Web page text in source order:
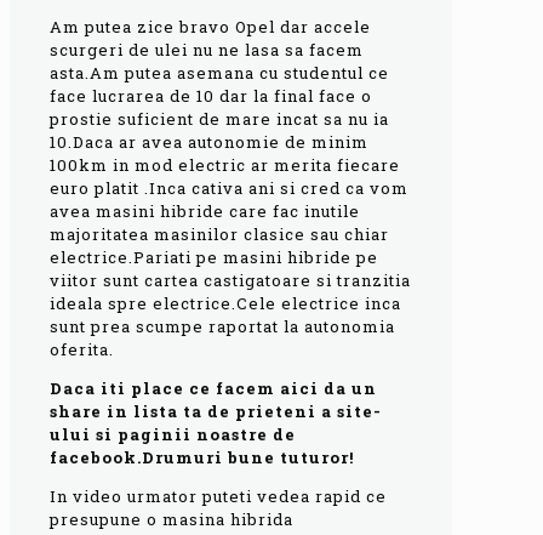
Am putea zice bravo Opel dar accele
scurgeri de ulei nu ne lasa sa facem
asta.Am putea asemana cu studentul ce
face lucrarea de 10 dar la final face o
prostie suficient de mare incat sa nu ia
10.Daca ar avea autonomie de minim
100km in mod electric ar merita fiecare
euro platit .Inca cativa ani si cred ca vom
avea masini hibride care fac inutile
majoritatea masinilor clasice sau chiar
electrice.Pariati pe masini hibride pe
viitor sunt cartea castigatoare si tranzitia
ideala spre electrice.Cele electrice inca
sunt prea scumpe raportat la autonomia
oferita.
Daca iti place ce facem aici da un
share in lista ta de prieteni a site-
ului si paginii noastre de
facebook.Drumuri bune tuturor!
In video urmator puteti vedea rapid ce
presupune o masina hibrida